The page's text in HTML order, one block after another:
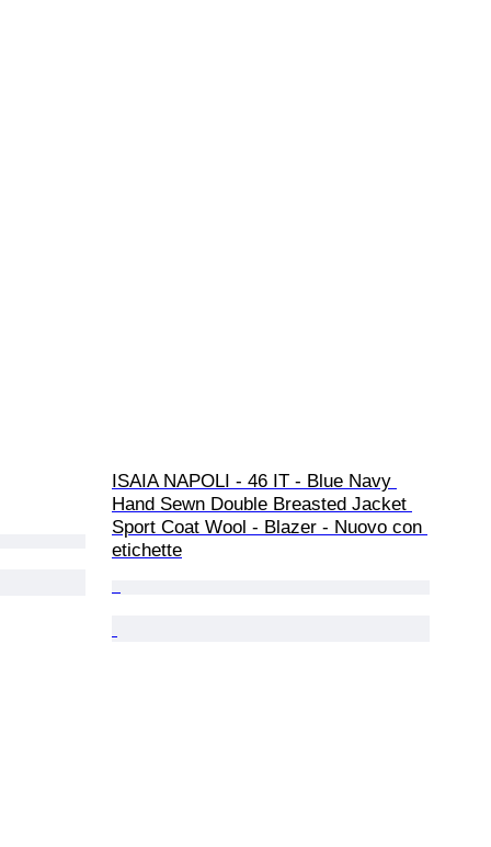
ISAIA NAPOLI - 46 IT - Blue Navy
Hand Sewn Double Breasted Jacket
Sport Coat Wool - Blazer - Nuovo con
etichette